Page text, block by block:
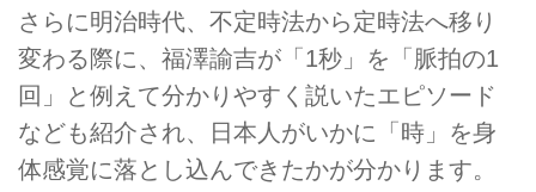
さらに明治時代、不定時法から定時法へ移り
変わる際に、福澤諭吉が「1秒」を「脈拍の1
回」と例えて分かりやすく説いたエピソード
なども紹介され、日本人がいかに「時」を身
体感覚に落とし込んできたかが分かります。